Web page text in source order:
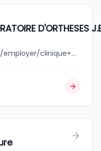
D'ORTHESES
jobbank.gc.ca/browsejobs/employer/clinique+%26+laboratoire+d%27ortheses+j.b.+inc./ca